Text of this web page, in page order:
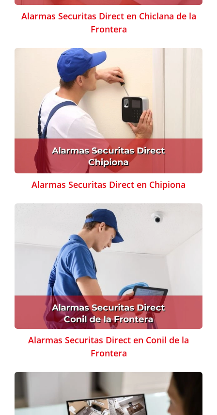
Alarmas Securitas Direct en Chiclana de la
Frontera
Alarmas Securitas Direct en Chipiona
Alarmas Securitas Direct en Conil de la
Frontera